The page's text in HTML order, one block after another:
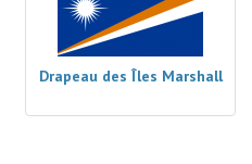
Drapeau des Îles Marshall